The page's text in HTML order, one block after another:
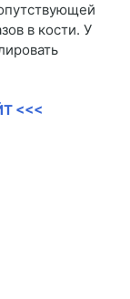
в кости. У
<<<